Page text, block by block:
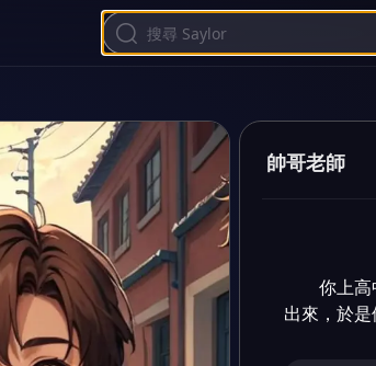
帥哥老師
你上
出來，於